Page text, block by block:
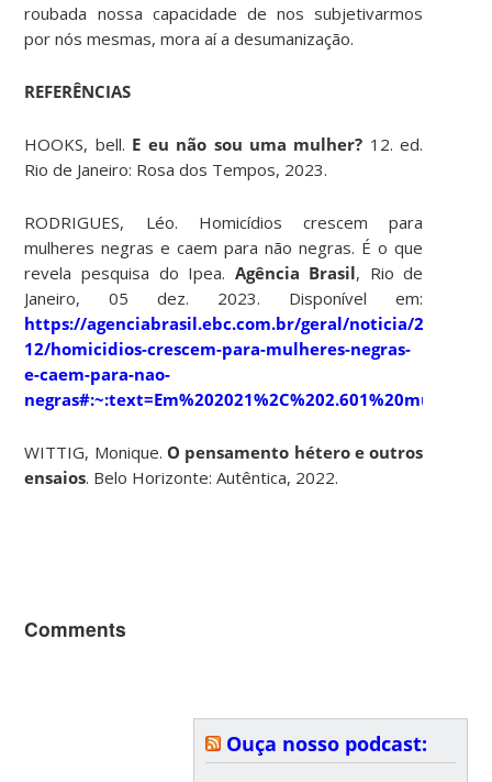
roubada nossa capacidade de nos subjetivarmos
por nós mesmas, mora aí a desumanização.
REFERÊNCIAS
HOOKS, bell. E eu não sou uma mulher? 12. ed.
Rio de Janeiro: Rosa dos Tempos, 2023.
RODRIGUES, Léo. Homicídios crescem para
mulheres negras e caem para não negras. É o que
revela pesquisa do Ipea. Agência Brasil, Rio de
Janeiro, 05 dez. 2023. Disponível em:
https://agenciabrasil.ebc.com.br/geral/noticia/2023-
12/homicidios-crescem-para-mulheres-negras-
e-caem-para-nao-
WITTIG, Monique. O pensamento hétero e outros
ensaios. Belo Horizonte: Autêntica, 2022.
Comments
Ouça nosso podcast: